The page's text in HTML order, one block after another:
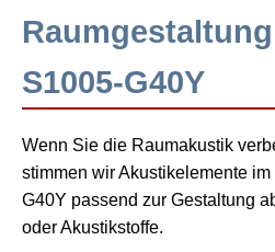
S1005-G40Y
Wenn Sie die Raumakustik
stimmen wir Akustikelemente
G40Y passend zur Gestaltung
oder Akustikstoffe.